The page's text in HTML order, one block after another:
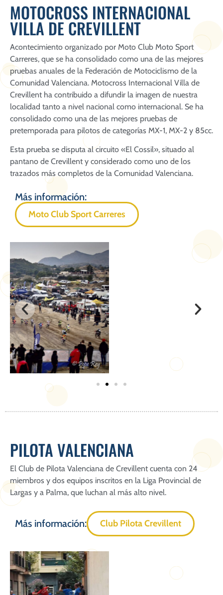
MOTOCROSS INTERNACIONAL
VILLA DE CREVILLENT
Acontecimiento organizado por Moto Club Moto Sport
Carreres, que se ha consolidado como una de las mejores
pruebas anuales de la Federación de Motociclismo de la
Comunidad Valenciana. Motocross Internacional Villa de
Crevillent ha contribuido a difundir la imagen de nuestra
localidad tanto a nivel nacional como internacional. Se ha
consolidado como una de las mejores pruebas de
pretemporada para pilotos de categorías MX-1, MX-2 y 85cc.
Esta prueba se disputa al circuito «El Cossil», situado al
pantano de Crevillent y considerado como uno de los
trazados más completos de la Comunidad Valenciana.
Más información:
Moto Club Sport Carreres
PILOTA VALENCIANA
El Club de Pilota Valenciana de Crevillent cuenta con 24
miembros y dos equipos inscritos en la Liga Provincial de
Largas y a Palma, que luchan al más alto nivel.
Más información: Club Pilota Crevillent